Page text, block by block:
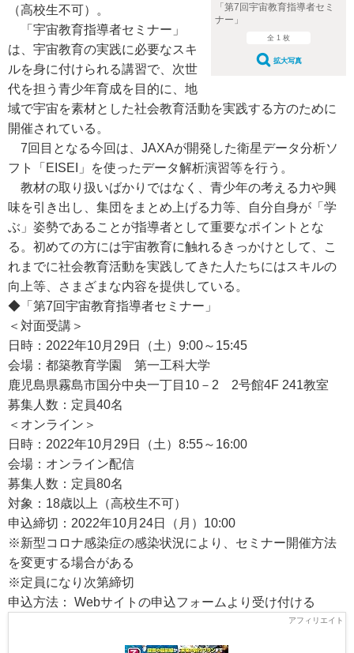
「第7回宇宙教育指導者セミ
ナー」
全 1 枚
拡大写真
（高校生不可）。
「宇宙教育指導者セミナー」
は、宇宙教育の実践に必要なスキ
ルを身に付けられる講習で、次世
代を担う青少年育成を目的に、地
域で宇宙を素材とした社会教育活動を実践する方のために
開催されている。
7回目となる今回は、JAXAが開発した衛星データ分析ソ
フト「EISEI」を使ったデータ解析演習等を行う。
教材の取り扱いばかりではなく、青少年の考える力や興
味を引き出し、集団をまとめ上げる力等、自分自身が「学
ぶ」姿勢であることが指導者として重要なポイントとな
る。初めての方には宇宙教育に触れるきっかけとして、こ
れまでに社会教育活動を実践してきた人たちにはスキルの
向上等、さまざまな内容を提供している。
◆「第7回宇宙教育指導者セミナー」
＜対面受講＞
日時：2022年10月29日（土）9:00～15:45
会場：都築教育学園 第一工科大学
鹿児島県霧島市国分中央一丁目10－2 2号館4F 241教室
募集人数：定員40名
＜オンライン＞
日時：2022年10月29日（土）8:55～16:00
会場：オンライン配信
募集人数：定員80名
対象：18歳以上（高校生不可）
申込締切：2022年10月24日（月）10:00
※新型コロナ感染症の感染状況により、セミナー開催方法
を変更する場合がある
※定員になり次第締切
申込方法： Webサイトの申込フォームより受け付ける